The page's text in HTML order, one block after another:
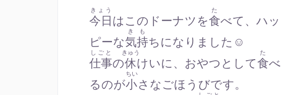
今日
きょう
はこのドーナツを食
た
べて、ハッ
ピーな気持
きも
ちになりました☺️
仕事
しごと
の休
きゅう
けいに、おやつとして食
た
べ
るのが小
ちい
さなごほうびです。